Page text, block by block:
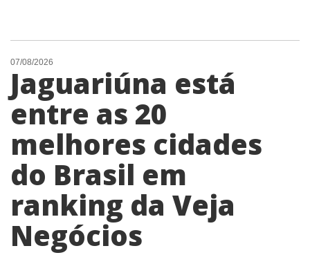
07/08/2026
Jaguariúna está
entre as 20
melhores cidades
do Brasil em
ranking da Veja
Negócios